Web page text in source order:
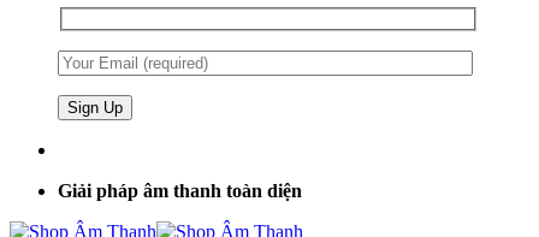
Giải pháp âm thanh toàn diện